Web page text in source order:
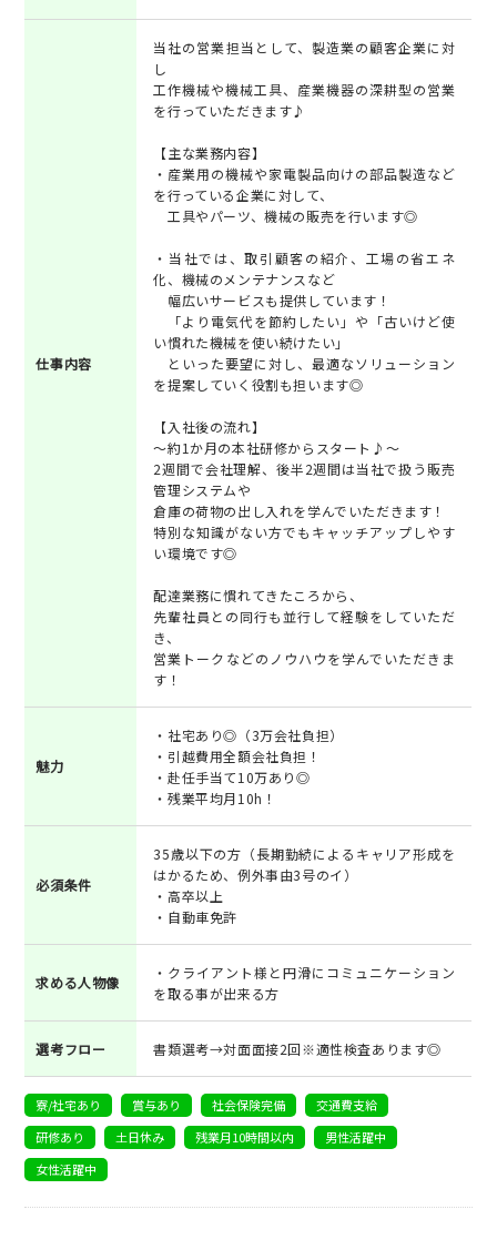
仕事内容
当社の営業担当として、製造業の顧客企業に対
し
工作機械や機械工具、産業機器の深耕型の営業
を行っていただきます♪
【主な業務内容】
・産業用の機械や家電製品向けの部品製造など
を行っている企業に対して、
工具やパーツ、機械の販売を行います◎
・当社では、取引顧客の紹介、工場の省エネ
化、機械のメンテナンスなど
幅広いサービスも提供しています！
「より電気代を節約したい」や「古いけど使
い慣れた機械を使い続けたい」
といった要望に対し、最適なソリューション
を提案していく役割も担います◎
【入社後の流れ】
～約1か月の本社研修からスタート♪～
2週間で会社理解、後半2週間は当社で扱う販売
管理システムや
倉庫の荷物の出し入れを学んでいただきます！
特別な知識がない方でもキャッチアップしやす
い環境です◎
配達業務に慣れてきたころから、
先輩社員との同行も並行して経験をしていただ
き、
営業トークなどのノウハウを学んでいただきま
す！
魅力
・社宅あり◎（3万会社負担）
・引越費用全額会社負担！
・赴任手当て10万あり◎
・残業平均月10h！
必須条件
35歳以下の方（長期勤続によるキャリア形成を
はかるため、例外事由3号のイ）
・高卒以上
・自動車免許
求める人物像
・クライアント様と円滑にコミュニケーション
を取る事が出来る方
選考フロー 書類選考→対面面接2回※適性検査あります◎
寮/社宅あり 賞与あり 社会保険完備
交通費支給
研修あり
土日休み 残業月10時間以内
男性活躍中
女性活躍中